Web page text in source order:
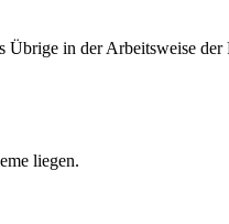
Übrige in der Arbeitsweise der
liegen.